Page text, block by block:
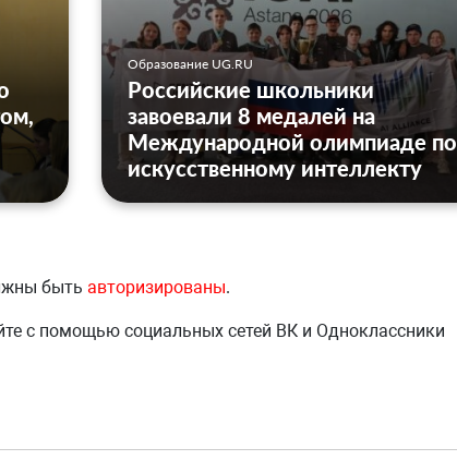
Образование UG.RU
Российские школьники
завоевали 8 медалей на
Международной олимпиаде по
искусственному интеллекту
быть авторизированы.
с помощью социальных сетей ВК и Одноклассники